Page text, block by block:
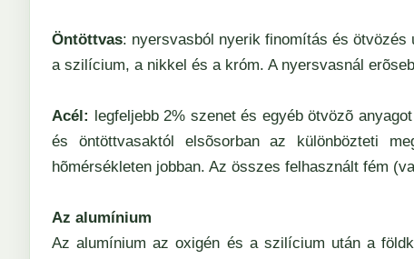
Öntöttvas: nyersvasból nyerik finomítás és ötvözés
a szilícium, a nikkel és a króm. A nyersvasnál
Acél: legfeljebb 2% szenet és egyéb ötvözõ
és öntöttvasaktól elsõsorban az különbözteti
hõmérsékleten jobban. Az összes felhasznált fém
Az alumínium
Az alumínium az oxigén és a szilícium után a